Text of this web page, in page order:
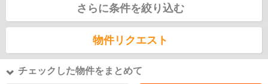
さらに条件を絞り込む
物件リクエスト
チェックした物件をまとめて